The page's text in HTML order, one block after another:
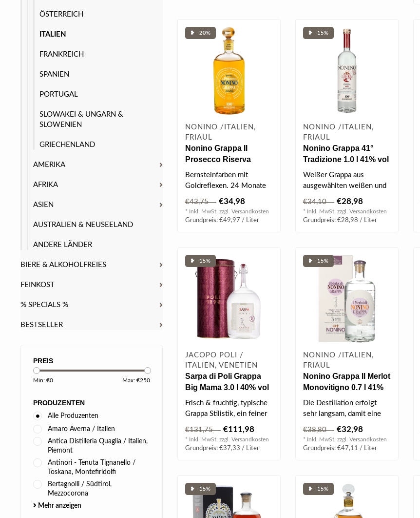
PREIS
Min: €0 Max: €250
PRODUZENTEN
Alle Produzenten
Amaro Averna / Italien
Antica Distilleria Quaglia / Italien,
Piemont
Antinori - Tenuta Tignanello /
Toskana, Montefiridolfi
Bertagnolli / Südtirol,
Mezzocorona
Mehr anzeigen
ÖSTERREICH
ITALIEN
FRANKREICH
SPANIEN
PORTUGAL
SLOWAKEI & UNGARN &
SLOWENIEN
GRIECHENLAND
AMERIKA
AFRIKA
ASIEN
AUSTRALIEN & NEUSEELAND
ANDERE LÄNDER
BIERE & ALKOHOLFREIES
FEINKOST
% SPECIALS %
BESTSELLER
❥ -20%
NONINO /ITALIEN,
FRIAUL
Nonino Grappa Il
Prosecco Riserva
Barrique Monovitigno
0.7 l 41% vol
Bernsteinfarben mit
Goldreflexen. 24 Monate
Fässern ge..
€43,75 €34,98
* Inkl. MwSt. zzgl. Versandkosten
Grundpreis: €49,97 / Liter
❥ -15%
NONINO /ITALIEN,
FRIAUL
Nonino Grappa 41°
Tradizione 1.0 l 41% vol
Weißer Grappa aus
ausgewählten weißen und
Trauben; e..
€34,10 €28,98
* Inkl. MwSt. zzgl. Versandkosten
Grundpreis: €28,98 / Liter
❥ -15%
JACOPO POLI /
ITALIEN, VENETIEN
Sarpa di Poli Grappa
Big Mama 3.0 l 40% vol
Frisch & fruchtig, typische
Grappa Stilistik, ein feiner
€131,75 €111,98
* Inkl. MwSt. zzgl. Versandkosten
Grundpreis: €37,33 / Liter
❥ -15%
NONINO /ITALIEN,
FRIAUL
Nonino Grappa Il Merlot
Monovitigno 0.7 l 41%
vol
Die Destillation erfolgt
sehr langsam, damit eine
ansch..
€38,80 €32,98
* Inkl. MwSt. zzgl. Versandkosten
Grundpreis: €47,11 / Liter
❥ -15% ❥ -15%